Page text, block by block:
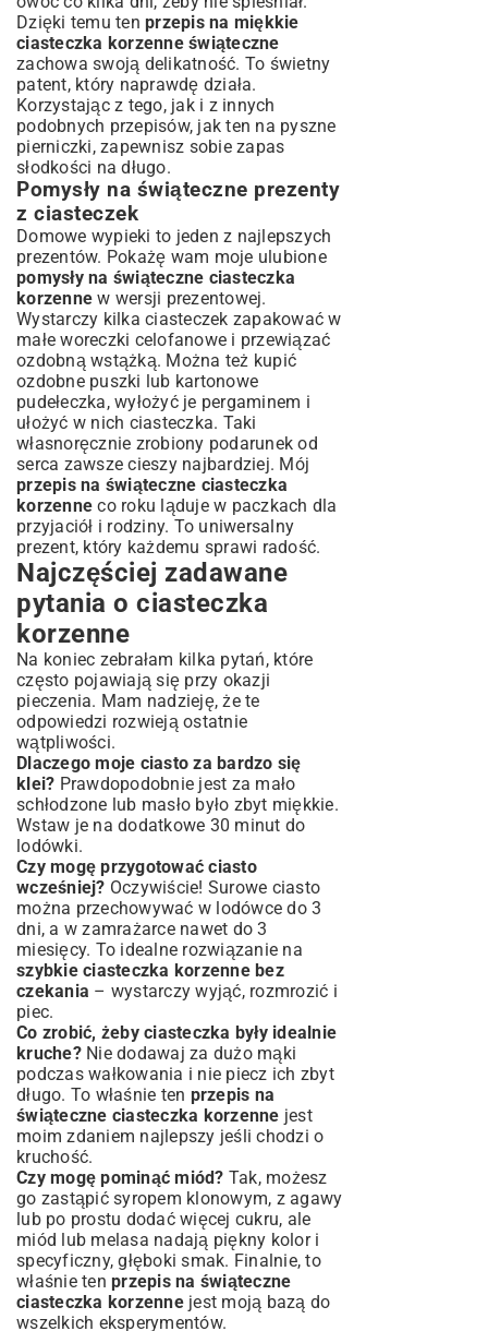
Dzięki temu ten przepis na miękkie
ciasteczka korzenne świąteczne
zachowa swoją delikatność. To świetny
patent, który naprawdę działa.
Korzystając z tego, jak i z innych
podobnych przepisów, jak ten na pyszne
pierniczki, zapewnisz sobie zapas
słodkości na długo.
Pomysły na świąteczne prezenty
z ciasteczek
Domowe wypieki to jeden z najlepszych
prezentów. Pokażę wam moje ulubione
pomysły na świąteczne ciasteczka
korzenne w wersji prezentowej.
Wystarczy kilka ciasteczek zapakować w
małe woreczki celofanowe i przewiązać
ozdobną wstążką. Można też kupić
ozdobne puszki lub kartonowe
pudełeczka, wyłożyć je pergaminem i
ułożyć w nich ciasteczka. Taki
własnoręcznie zrobiony podarunek od
serca zawsze cieszy najbardziej. Mój
przepis na świąteczne ciasteczka
korzenne co roku ląduje w paczkach dla
przyjaciół i rodziny. To uniwersalny
prezent, który każdemu sprawi radość.
Najczęściej zadawane
pytania o ciasteczka
korzenne
Na koniec zebrałam kilka pytań, które
często pojawiają się przy okazji
pieczenia. Mam nadzieję, że te
odpowiedzi rozwieją ostatnie
wątpliwości.
Dlaczego moje ciasto za bardzo się
klei? Prawdopodobnie jest za mało
schłodzone lub masło było zbyt miękkie.
Wstaw je na dodatkowe 30 minut do
lodówki.
Czy mogę przygotować ciasto
wcześniej? Oczywiście! Surowe ciasto
można przechowywać w lodówce do 3
dni, a w zamrażarce nawet do 3
miesięcy. To idealne rozwiązanie na
szybkie ciasteczka korzenne bez
czekania – wystarczy wyjąć, rozmrozić i
piec.
Co zrobić, żeby ciasteczka były idealnie
kruche?Nie dodawaj za dużo mąki
podczas wałkowania i nie piecz ich zbyt
długo. To właśnie ten przepis na
świąteczne ciasteczka korzenne jest
moim zdaniem najlepszy jeśli chodzi o
kruchość.
Czy mogę pominąć miód? Tak, możesz
go zastąpić syropem klonowym, z agawy
lub po prostu dodać więcej cukru, ale
miód lub melasa nadają piękny kolor i
specyficzny, głęboki smak. Finalnie, to
właśnie ten przepis na świąteczne
ciasteczka korzennejest moją bazą do
wszelkich eksperymentów.